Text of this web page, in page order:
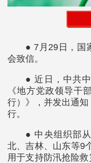
● 7月29日，国
会致信。
● 近日，中共
《地方党政领导干
行）》，并发出通
行。
● 中央组织部
北、吉林、山东等9
用于支持防汛抢险